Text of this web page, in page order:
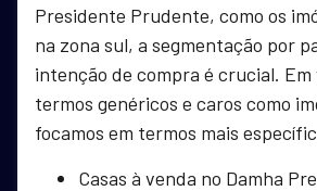
Presidente Prudente, como os
na zona sul, a segmentação por
intenção de compra é crucial.
termos genéricos e caros como
focamos em termos mais
Casas à venda no Damha